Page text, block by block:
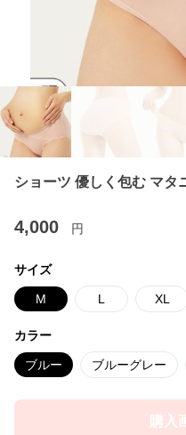
ショーツ 優しく包む マタ
4,000 円
サイズ
M L XL
カラー
ブルー ブルーグレー
購入